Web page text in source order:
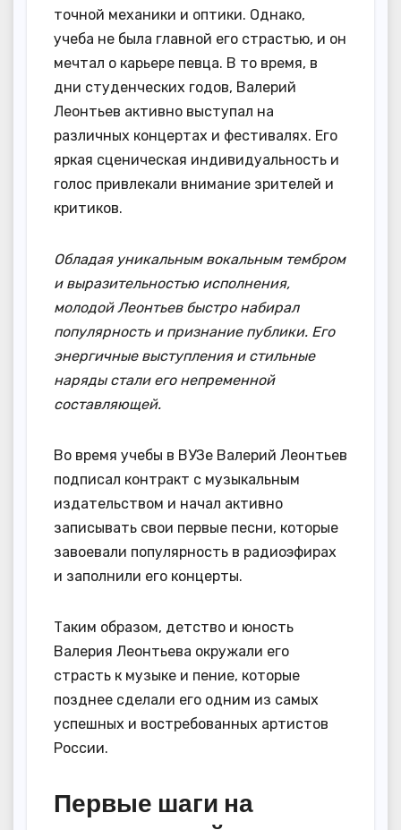
точной механики и оптики. Однако,
учеба не была главной его страстью, и он
мечтал о карьере певца. В то время, в
дни студенческих годов, Валерий
Леонтьев активно выступал на
различных концертах и фестивалях. Его
яркая сценическая индивидуальность и
голос привлекали внимание зрителей и
критиков.
Обладая уникальным вокальным тембром
и выразительностью исполнения,
молодой Леонтьев быстро набирал
популярность и признание публики. Его
энергичные выступления и стильные
наряды стали его непременной
составляющей.
Во время учебы в ВУЗе Валерий Леонтьев
подписал контракт с музыкальным
издательством и начал активно
записывать свои первые песни, которые
завоевали популярность в радиоэфирах
и заполнили его концерты.
Таким образом, детство и юность
Валерия Леонтьева окружали его
страсть к музыке и пение, которые
позднее сделали его одним из самых
успешных и востребованных артистов
России.
Первые шаги на